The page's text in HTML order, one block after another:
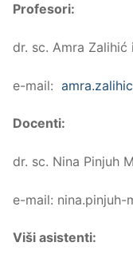
Profesori:
dr. sc. Amra Zalihić
e-mail:
Docenti:
dr. sc. Nina Pinjuh
e-mail: nina.pinjuh-
Viši asistenti: